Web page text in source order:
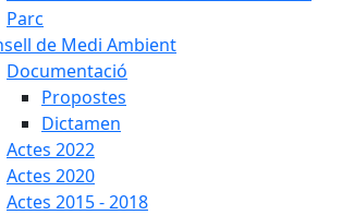
Parc
de Medi Ambient
Documentació
Propostes
Dictamen
Actes 2022
Actes 2020
Actes 2015 - 2018